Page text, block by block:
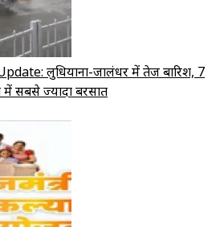
लुधियाना-जालंधर में तेज बारिश, 7
में सबसे ज्यादा बरसात